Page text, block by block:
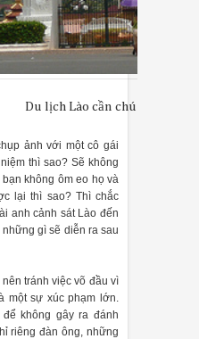
Du lịch Lào cần chú ý một
ảnh với một cô gái
thì sao? Sẽ không
không ôm eo họ và
lại thì sao? Thì chắc
anh cảnh sát Lào đến
gì sẽ diễn ra sau
tránh việc võ đầu vì
một sự xúc phạm lớn.
không gây ra đánh
riêng đàn ông, những